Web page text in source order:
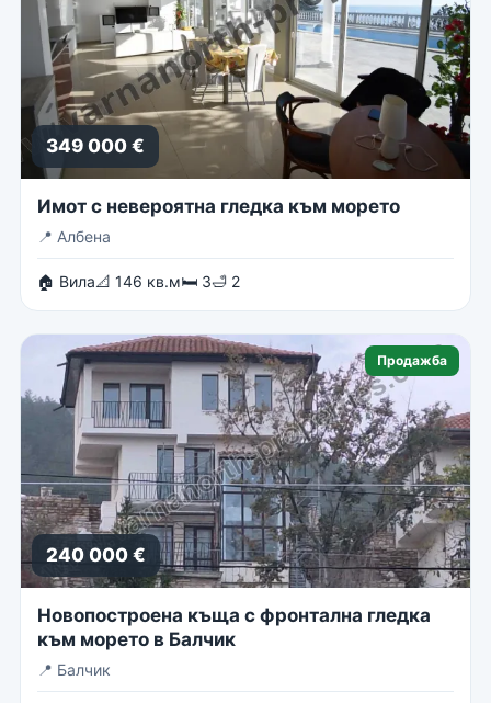
349 000 €
Имот с невероятна гледка към морето
📍 Албена
🏠 Вила📐 146 кв.м🛏 3🛁 2
Продажба
240 000 €
Новопостроена къща с фронтална гледка
към морето в Балчик
📍 Балчик